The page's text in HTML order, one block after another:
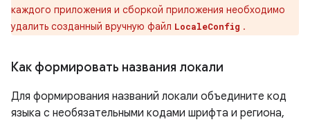
каждого приложения и сборкой приложения необходимо
удалить созданный вручную файл LocaleConfig .
Как формировать названия локали
Для формирования названий локали объедините код
языка с необязательными кодами шрифта и региона,